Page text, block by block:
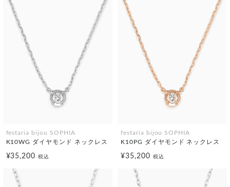
festaria bijou SOPHIA
K10WG ダイヤモンド ネックレス
¥35,200税込
festaria bijou SOPHIA
K10PG ダイヤモンド ネックレス
¥35,200 税込